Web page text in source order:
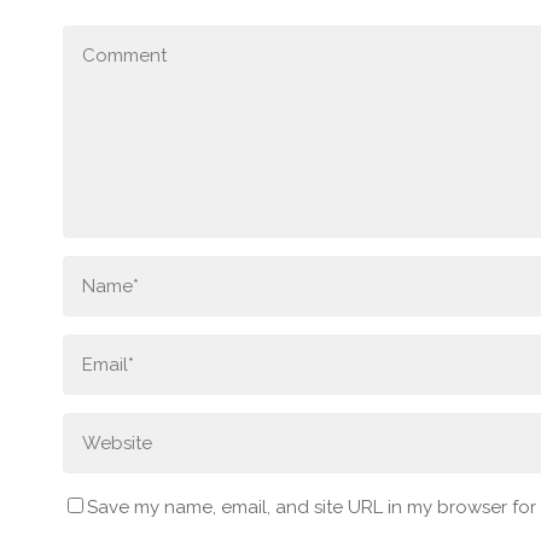
Save my name, email, and site URL in my browser